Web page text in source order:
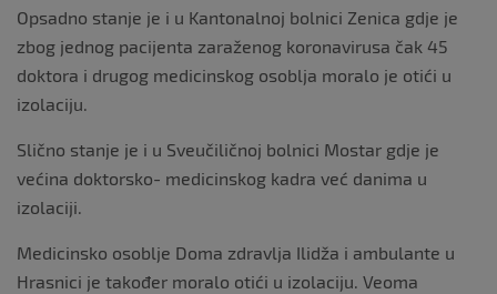
Opsadno stanje je i u Kantonalnoj bolnici Zenica gdje je
zbog jednog pacijenta zaraženog koronavirusa čak 45
doktora i drugog medicinskog osoblja moralo je otići u
izolaciju.
Slično stanje je i u Sveučiličnoj bolnici Mostar gdje je
većina doktorsko- medicinskog kadra već danima u
izolaciji.
Medicinsko osoblje Doma zdravlja Ilidža i ambulante u
Hrasnici je također moralo otići u izolaciju. Veoma